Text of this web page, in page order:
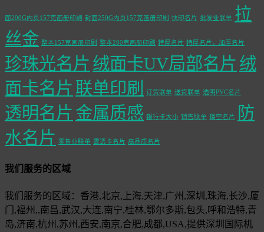
面200G内页157克画册印刷 封面250G内页157克画册印刷 快印名片 批发业联单 拉
丝金 整本157克画册印刷 整本200克画册印刷 特厚名片 特厚名片，加厚名片
珍珠光名片 绒面卡UV局部名片 绒
面卡名片 联单印刷 订货联单 送货联单 透明PVC名片
透明名片 金属质感 银行卡大小 销售联单 镂空名片
防
水名片 零售业联单 雾透卡名片 高品质名片
我们服务的区域
我们服务的区域：香港,北京,上海,天津,广州,深圳,珠海,长沙,厦
门,福州,,南昌,武汉,大连,南宁,桂林,鄂尔多斯,包头,呼和浩特,青
岛,济南,杭州,苏州,西安,南京,合肥,成都,USA,提供深圳国际机